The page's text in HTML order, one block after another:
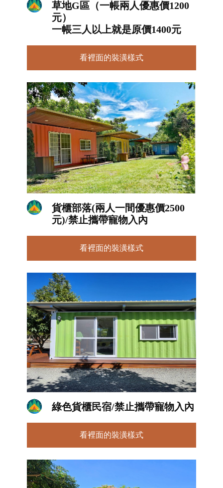
草地G區（一帳兩人優惠價1200
元）
一帳三人以上就是原價1400元
看裡面的裝潢樣式
貨櫃部落(兩人一間優惠價2500
元)/禁止攜帶寵物入內
看裡面的裝潢樣式
綠色貨櫃民宿/禁止攜帶寵物入內
看裡面的裝潢樣式